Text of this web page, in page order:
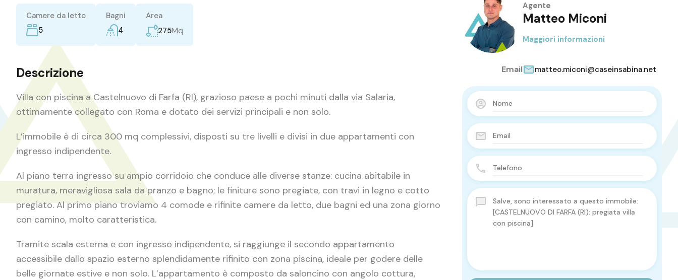
Camere da letto
5
Bagni
4
Area
275Mq
Descrizione
Villa con piscina a Castelnuovo di Farfa (RI), grazioso paese a pochi minuti dalla via Salaria,
ottimamente collegato con Roma e dotato dei servizi principali e non solo.
L’immobile è di circa 300 mq complessivi, disposti su tre livelli e divisi in due appartamenti con
ingresso indipendente.
Al piano terra ingresso su ampio corridoio che conduce alle diverse stanze: cucina abitabile in
muratura, meravigliosa sala da pranzo e bagno; le finiture sono pregiate, con travi in legno e cotto
pregiato. Al primo piano troviamo 4 comode e rifinite camere da letto, due bagni ed una zona giorno
con camino, molto caratteristica.
Tramite scala esterna e con ingresso indipendente, si raggiunge il secondo appartamento
accessibile dallo spazio esterno splendidamente rifinito con zona piscina, ideale per godere delle
belle giornate estive e non solo. L’appartamento è composto da saloncino con angolo cottura,
Agente
Matteo Miconi
Maggiori informazioni
Email matteo.miconi@caseinsabina.net